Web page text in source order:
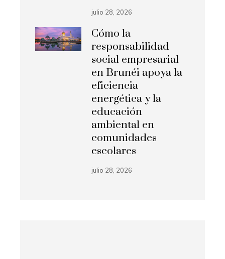
julio 28, 2026
Cómo la
responsabilidad
social empresarial
en Brunéi apoya la
eficiencia
energética y la
educación
ambiental en
comunidades
escolares
julio 28, 2026